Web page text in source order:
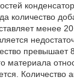
количество
менее
превышает
материала
Количество